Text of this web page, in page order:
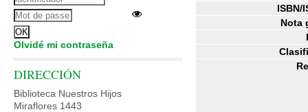
ISBN/
Nota
Olvidé mi contraseña
DIRECCIÓN
Biblioteca Nuestros Hijos
Miraflores 1443